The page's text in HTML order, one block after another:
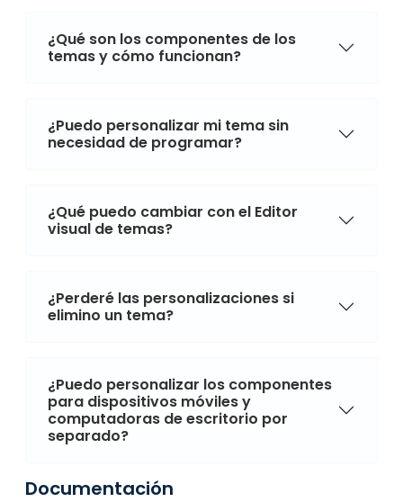
¿Qué son los componentes de los
temas y cómo funcionan?
¿Puedo personalizar mi tema sin
necesidad de programar?
¿Qué puedo cambiar con el Editor
visual de temas?
¿Perderé las personalizaciones si
elimino un tema?
¿Puedo personalizar los componentes
para dispositivos móviles y
computadoras de escritorio por
separado?
Documentación